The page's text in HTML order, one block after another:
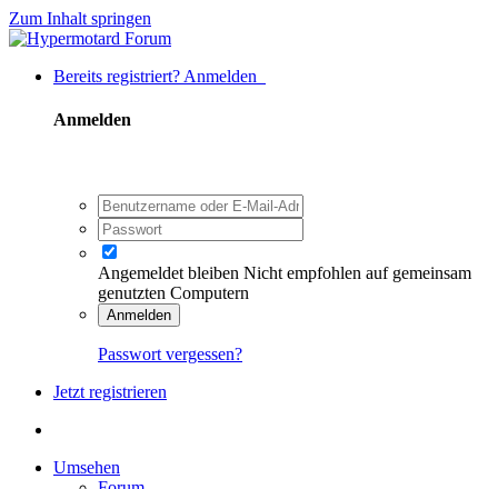
Zum Inhalt springen
Bereits registriert? Anmelden
Anmelden
Angemeldet bleiben Nicht empfohlen auf gemeinsam
genutzten Computern
Anmelden
Passwort vergessen?
Jetzt registrieren
Umsehen